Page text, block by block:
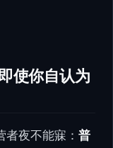
使你自认为
夜不能寐： 普